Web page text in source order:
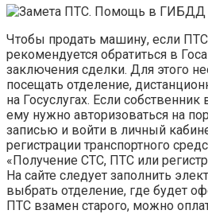
Чтобы продать машину, если ПТС
рекомендуется обратиться в
заключения сделки. Для этого
посещать отделение,
на Госуслугах. Если собственник
ему нужно авторизоваться на
записью и войти в личный
регистрации транспортного
«Получение СТС, ПТС или
На сайте следует заполнить
выбрать отделение, где будет
ПТС взамен старого, можно